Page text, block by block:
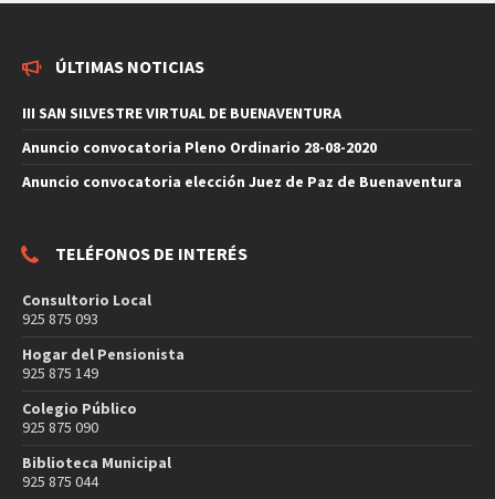
ÚLTIMAS NOTICIAS
III SAN SILVESTRE VIRTUAL DE BUENAVENTURA
Anuncio convocatoria Pleno Ordinario 28-08-2020
Anuncio convocatoria elección Juez de Paz de Buenaventura
TELÉFONOS DE INTERÉS
Consultorio Local
925 875 093
Hogar del Pensionista
925 875 149
Colegio Público
925 875 090
Biblioteca Municipal
925 875 044